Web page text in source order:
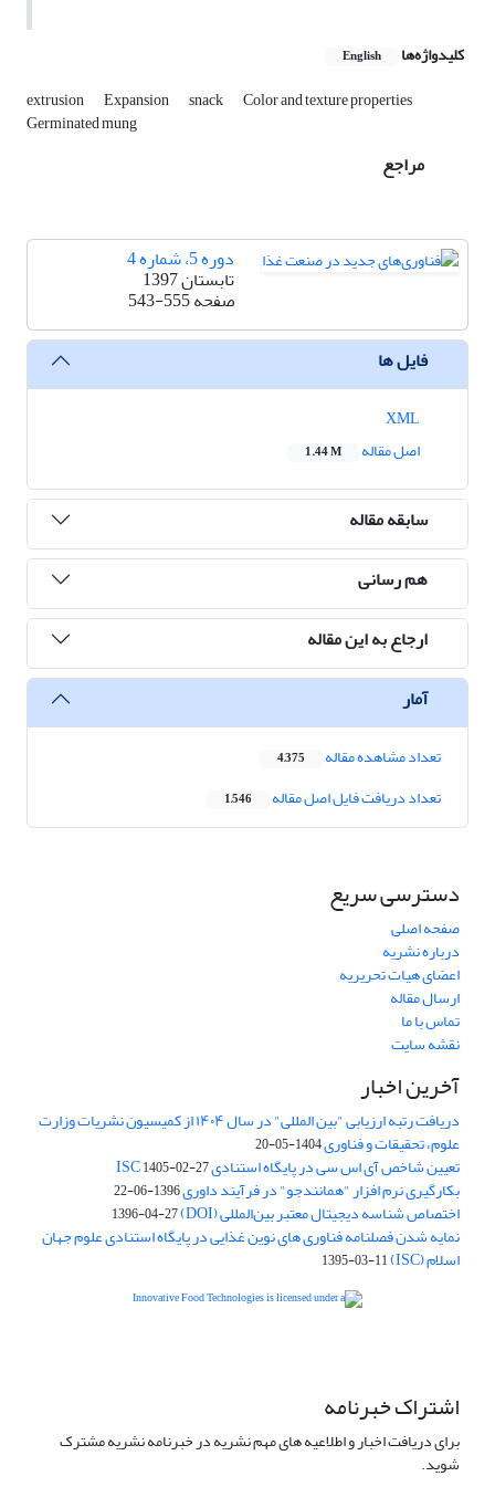
کلیدواژه‌ها English
extrusion Expansion snack Color and texture properties
Germinated mung
مراجع
دوره 5، شماره 4
تابستان 1397
صفحه543-555
فایل ها
اصل مقاله
1.44 M
سابقه مقاله
هم رسانی
ارجاع به این مقاله
آمار
تعداد مشاهده مقاله 4,375
تعداد دریافت فایل اصل مقاله 1,546
دسترسی سریع
صفحه اصلی
درباره نشریه
اعضای هیات تحریریه
ارسال مقاله
تماس با ما
نقشه سایت
آخرین اخبار
دریافت رتبه ارزیابی "بین المللی" در سال ۱۴۰۴ از کمیسیون نشریات وزارت
علوم، تحقیقات و فناوری1404-05-20
تعیین شاخص آی اس سی در پایگاه استنادی ISC1405-02-27
بکارگیری نرم افزار "همانندجو" در فرآیند داوری1396-06-22
اختصاص شناسه دیجیتال معتبر بین‌المللی (DOI) 1396-04-27
نمایه شدن فصلنامه فناوری های نوین غذایی در پایگاه استنادی علوم جهان
اسلام (ISC) 1395-03-11
اشتراک خبرنامه
برای دریافت اخبار و اطلاعیه های مهم نشریه در خبرنامه نشریه مشترک
شوید.